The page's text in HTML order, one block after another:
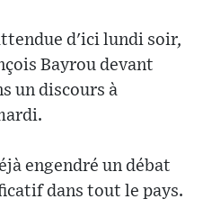
d'ici lundi soir,
Bayrou devant
un discours à
engendré un débat
dans tout le pays.